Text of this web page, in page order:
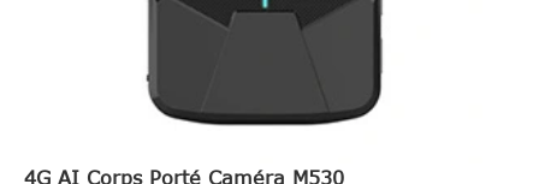
4G AI Corps Porté Caméra M530